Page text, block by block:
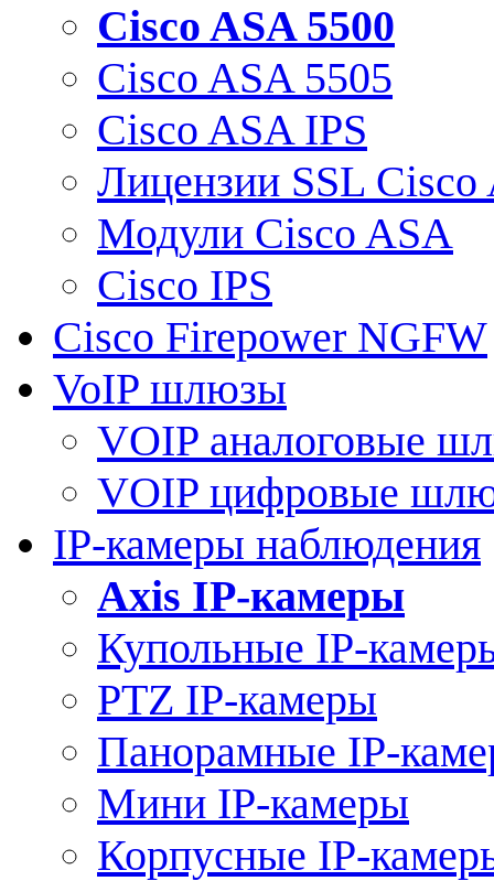
Cisco ASA 5500
Cisco ASA 5505
Cisco ASA IPS
Лицензии SSL Cisco
Модули Cisco ASA
Cisco IPS
Cisco Firepower NGFW
VoIP шлюзы
VOIP аналоговые
VOIP цифровые
IP-камеры наблюдения
Axis IP-камеры
Купольные IP-
PTZ IP-камеры
Панорамные IP-
Мини IP-камеры
Корпусные IP-